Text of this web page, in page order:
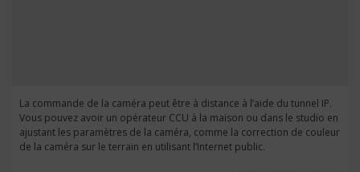
La commande de la caméra peut être à distance à l’aide du tunnel IP.
Vous pouvez avoir un opérateur CCU à la maison ou dans le studio en
ajustant les paramètres de la caméra, comme la correction de couleur
de la caméra sur le terrain en utilisant l’Internet public.